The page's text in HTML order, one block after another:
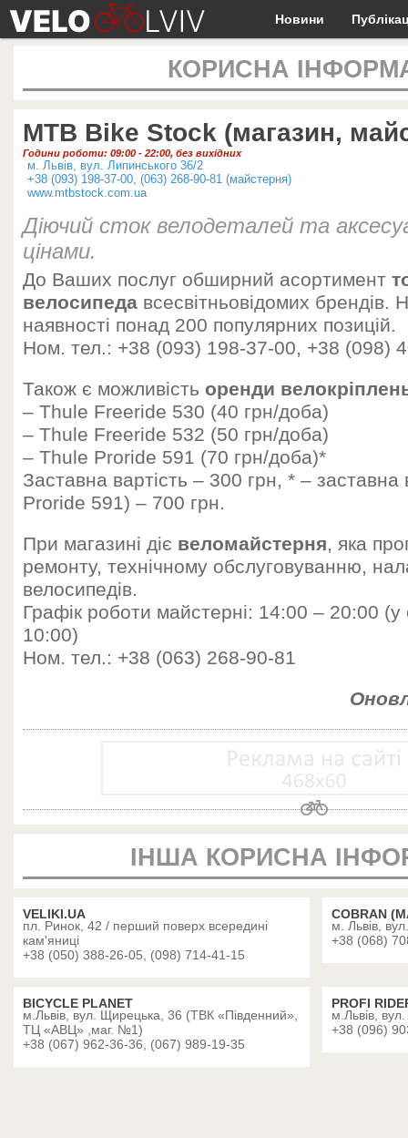
Новини
КОРИСНА
MТВ Bike Stock (магазин,
Години роботи: 09:00 - 22:00, без вихідних
м. Львів, вул. Липинського 36/2
+38 (093) 198-37-00, (063) 268-90-81 (майстерня)
www.mtbstock.com.ua
Діючий сток велодеталей та
цінами.
До Ваших послуг обширний асортимент
велосипеда всесвітньовідомих брендів.
наявності понад 200 популярних позицій.
Ном. тел.: +38 (093) 198-37-00, +38 (098)
Також є можливість оренди
– Thule Freeride 530 (40 грн/доба)
– Thule Freeride 532 (50 грн/доба)
– Thule Proride 591 (70 грн/доба)*
Заставна вартість – 300 грн, * – заставна
Proride 591) – 700 грн.
При магазині діє веломайстерня, яка
ремонту, технічному обслуговуванню,
велосипедів.
Графік роботи майстерні: 14:00 – 20:00 (у
10:00)
Ном. тел.: +38 (063) 268-90-81
ІНША КОРИСНА
VELIKI.UA
пл. Ринок, 42 / перший поверх всередині
кам'яниці
+38 (050) 388-26-05, (098) 714-41-15
СOBRAN
м. Львів,
+38 (068)
BICYCLE PLANET
м.Львів, вул. Щирецька, 36 (ТВК «Південний»,
ТЦ «АВЦ» ,маг. №1)
+38 (067) 962-36-36, (067) 989-19-35
PROFI
м.Львів,
+38 (096)